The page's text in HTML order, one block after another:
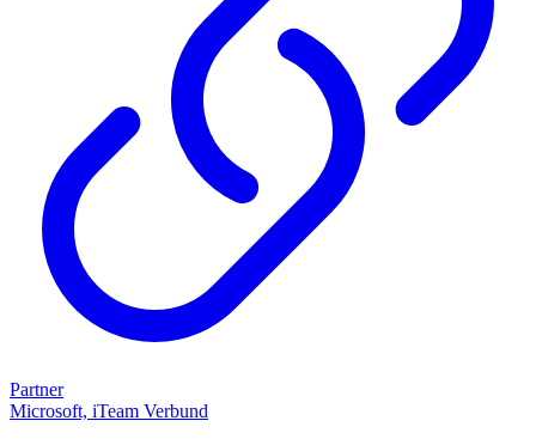
Partner
Microsoft, iTeam Verbund